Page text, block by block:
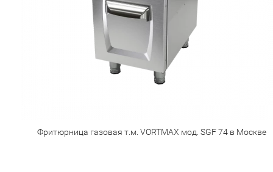
Фритюрница газовая т.м. VORTMAX мод. SGF 74 в Москве